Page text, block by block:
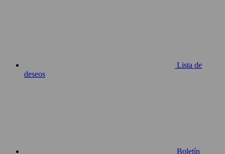
Lista de
deseos
Boletín